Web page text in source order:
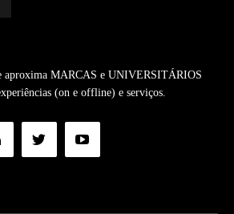
aproxima MARCAS e UNIVERSITÁRIOS
(on e offline) e serviços.